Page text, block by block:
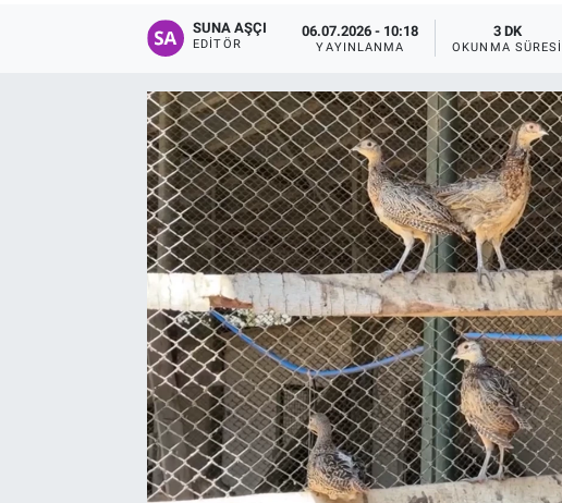
SUNA AŞÇI
EDITÖR
06.07.2026 - 10:18
YAYINLANMA
3 DK
OKUNMA SÜRESI
KÜLTÜR-SANAT
TEKNOLOJİ